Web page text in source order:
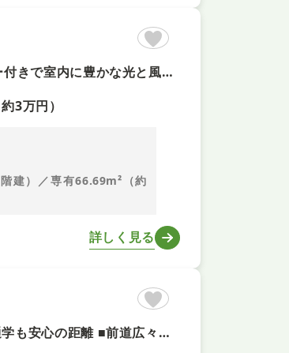
【南東向き陽当り良好+即内覧可！】角部屋のため通風良好 ■3面バルコニー付きで室内に豊かな光と風を呼び込みます ■各居室に収納スペースを完備したゆとりの間取り ■オートロック完備でセキュリティ面も配慮
3万円）
建）／専有66.69m²（約
詳しく見る
【土地面積約１２３坪！＋即見学可！】 ■小学校まで徒歩４分、お子様の通学も安心の距離 ■前道広々６ｍ、開放感がありますね ■お好きな工務店・ハウスメーカーで建築可能です